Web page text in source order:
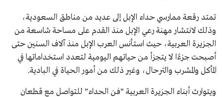
تمتد رقعة ممارسي حداء الإبل إلى عديد من مناطق السعودية،
وذلك لانتشار مهنة رعي الإبل منذ القدم على مساحة شاسعة من
الجزيرة العربية، حيث استأنس العرب الإبل منذ آلاف السنين حتى
أصبحت جزءًا لا يتجزأ من حياتهم اليومية لتعدد استخداماتها في
المأكل والمشرب والترحال، وغير ذلك من أمور الحياة في البادية.
ويتوارث أبناء الجزيرة العربية "فن الحداء" للتواصل مع قطعان